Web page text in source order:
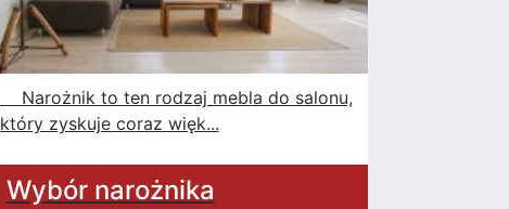
Narożnik to ten rodzaj mebla do salonu,
który zyskuje coraz więk...
Wybór narożnika